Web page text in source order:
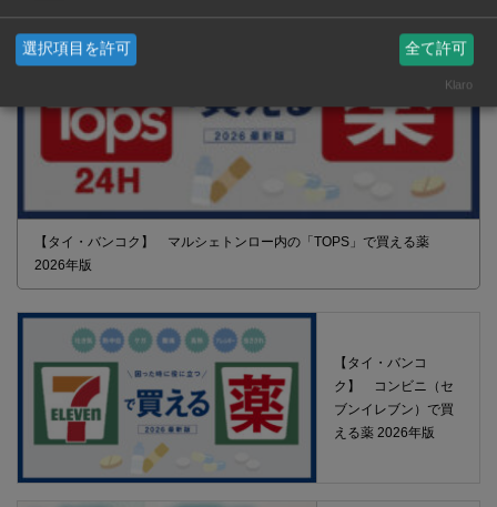
【タイ・バンコク】 マルシェトンロー内の「TOPS」で買える薬
2026年版
【タイ・バンコ
ク】 コンビニ（セ
ブンイレブン）で買
える薬 2026年版
選択項目を許可 全て許可
Klaro